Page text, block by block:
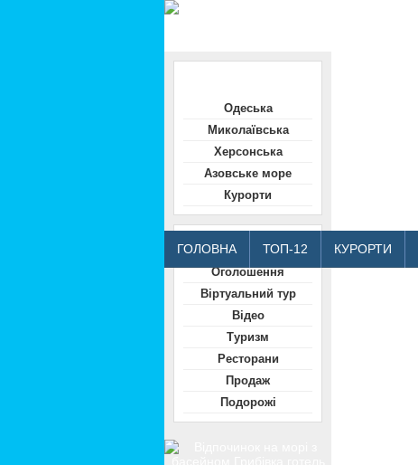
ГОЛОВНА ТОП-12 КУРОРТИ
Одеська
Миколаївська
Херсонська
Азовське море
Курорти
Оголошення
Віртуальний тур
Відео
Туризм
Ресторани
Продаж
Подорожі